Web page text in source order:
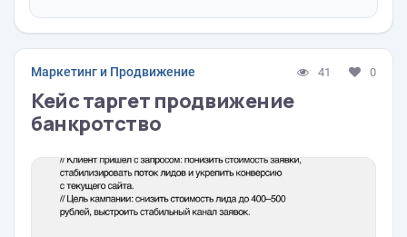
Маркетинг и Продвижение 41 0
Кейс таргет продвижение
банкротство